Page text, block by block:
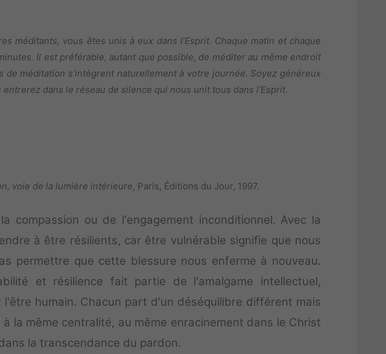
méditants, vous êtes unis à eux dans l’Esprit. Chaque matin et chaque
Il est préférable, autant que possible, de méditer au même endroit
méditation s’intègrent naturellement à votre journée. Soyez généreux
dans le réseau de silence qui nous unit tous dans l’Esprit.
voie de la lumière intérieure, Paris, Éditions du Jour, 1997.
compassion ou de l'engagement inconditionnel. Avec la
à être résilients, car être vulnérable signifie que nous
permettre que cette blessure nous enferme à nouveau.
et résilience fait partie de l'amalgame intellectuel,
humain. Chacun part d'un déséquilibre différent mais
la même centralité, au même enracinement dans le Christ
la transcendance du pardon.